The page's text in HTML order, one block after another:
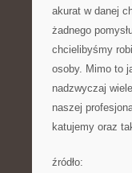
akurat w danej
żadnego
chcielibyśmy
osoby. Mimo to
nadzwyczaj
naszej
katujemy oraz
źródło: